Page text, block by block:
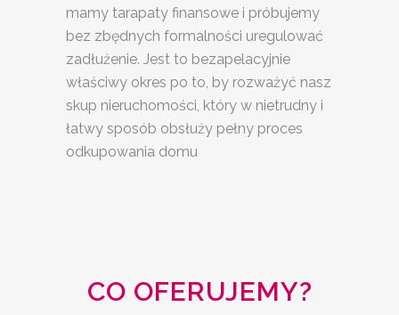
mamy tarapaty finansowe i próbujemy
bez zbędnych formalności uregulować
zadłużenie. Jest to bezapelacyjnie
właściwy okres po to, by rozważyć nasz
skup nieruchomości, który w nietrudny i
łatwy sposób obsłuży pełny proces
odkupowania domu
CO OFERUJEMY?